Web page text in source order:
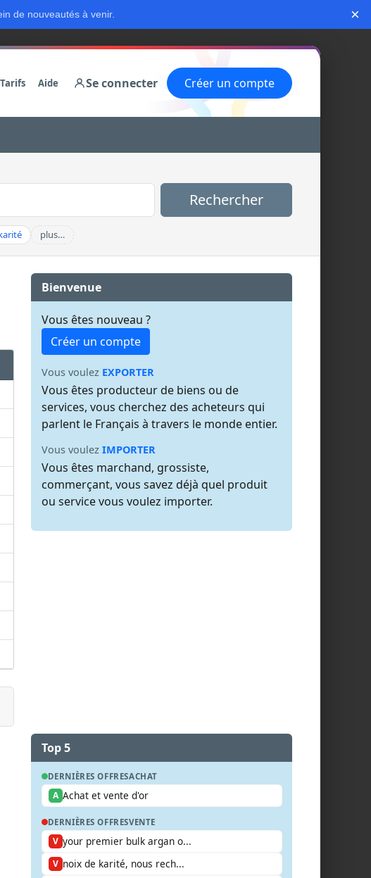
de nouveautés à venir. ×
Tarifs Aide Se connecter Créer un compte
Rechercher
plus…
Bienvenue
Vous êtes nouveau ?
Créer un compte
Vous voulez EXPORTER
Vous êtes producteur de biens ou de
services, vous cherchez des acheteurs qui
parlent le Français à travers le monde entier.
Vous voulez IMPORTER
Vous êtes marchand, grossiste,
commerçant, vous savez déjà quel produit
ou service vous voulez importer.
Top 5
DERNIÈRES OFFRESACHAT
A Achat et vente d'or
DERNIÈRES OFFRESVENTE
V your premier bulk argan o...
V noix de karité, nous rech...